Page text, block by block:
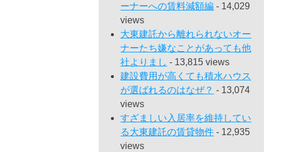
ーナーへの賃料減額編 - 14,029
views
大東建託から離れられないオー
ナーたち嫌なことがあっても他
社よりまし - 13,815 views
建設費用が高くても積水ハウス
が選ばれるのはなぜ？ - 13,074
views
すざましい入居率を維持してい
る大東建託の賃貸物件 - 12,935
views